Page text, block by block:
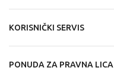
KORISNIČKI SERVIS
PONUDA ZA PRAVNA LICA